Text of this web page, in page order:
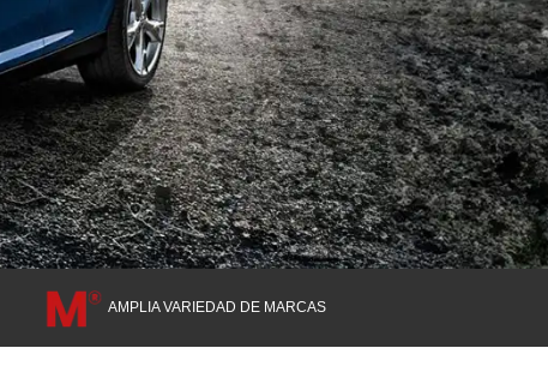
AMPLIA VARIEDAD DE MARCAS